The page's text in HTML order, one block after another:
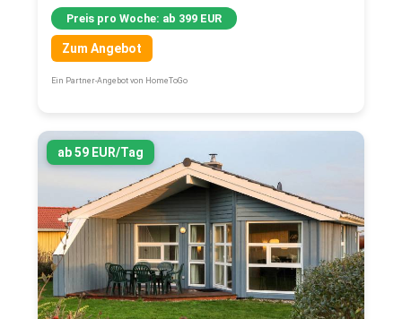
Preis pro Woche: ab 399 EUR
Zum Angebot
Ein Partner-Angebot von HomeToGo
ab 59 EUR/Tag